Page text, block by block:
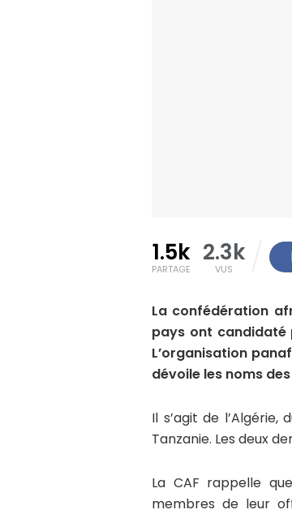
1.5k
PARTAGE
2.3k
VUS
La confédération
pays ont candidaté
L’organisation
dévoile les noms
Il s’agit de l’Algérie,
Tanzanie. Les deux
La CAF rappelle
membres de leur